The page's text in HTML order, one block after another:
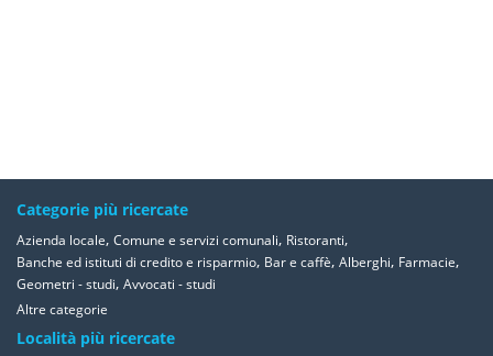
Categorie più ricercate
Azienda locale, Comune e servizi comunali, Ristoranti,
Banche ed istituti di credito e risparmio, Bar e caffè, Alberghi, Farmacie,
Geometri - studi, Avvocati - studi
Altre categorie
Località più ricercate